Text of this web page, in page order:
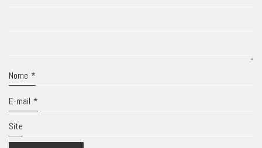
Nome *
E-mail *
Site